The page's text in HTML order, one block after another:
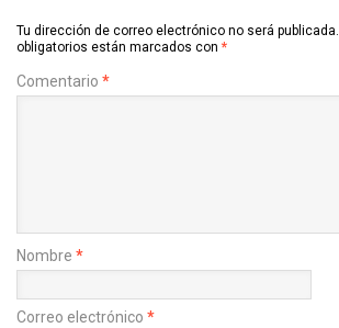
Tu dirección de correo electrónico no será publicada.
obligatorios están marcados con *
Comentario *
Nombre *
Correo electrónico *